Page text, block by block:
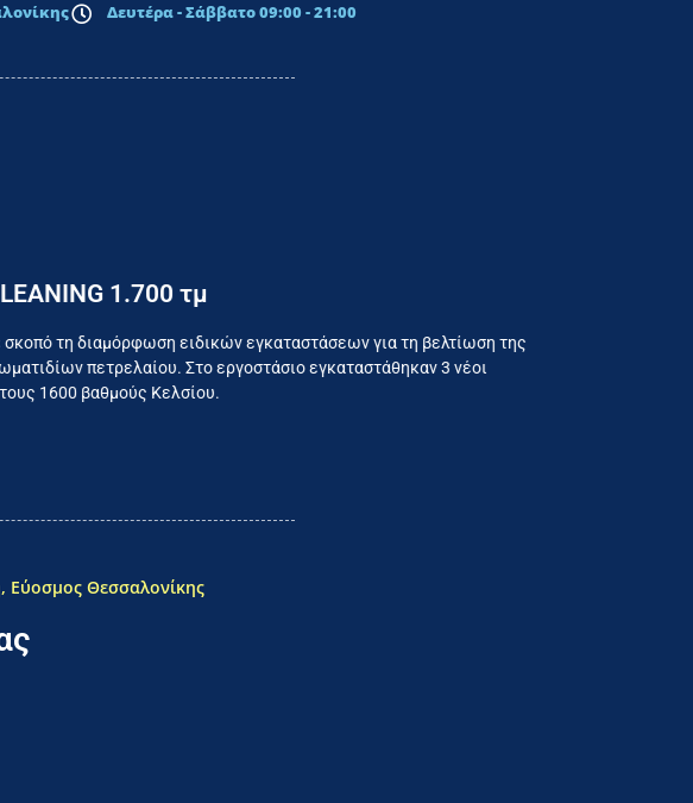
Δευτέρα - Σάββατο 09:00 - 21:00
1.700 τμ
τη διαμόρφωση ειδικών εγκαταστάσεων για τη βελτίωση της
πετρελαίου. Στο εργοστάσιο εγκαταστάθηκαν 3 νέοι
1600 βαθμούς Κελσίου.
τελικού καταναλωτή
Θεσσαλονίκης